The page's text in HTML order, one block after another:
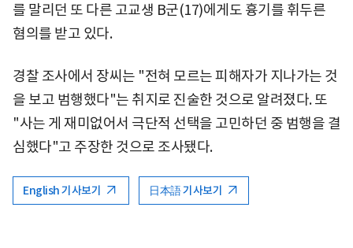
를 말리던 또 다른 고교생 B군(17)에게도 흉기를 휘두른
혐의를 받고 있다.
경찰 조사에서 장씨는 "전혀 모르는 피해자가 지나가는 것
을 보고 범행했다"는 취지로 진술한 것으로 알려졌다. 또
"사는 게 재미없어서 극단적 선택을 고민하던 중 범행을 결
심했다"고 주장한 것으로 조사됐다.
English 기사보기 日本語 기사보기